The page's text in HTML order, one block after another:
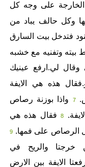
على وجه كل
وكل حالف يباد من
فتدخل بيت السارق
وتفنيه مع خشبه
لي.ارفع عينيك
هذه هي الايفة
7واذا بوزنة رصاص
8فقال هذه هي
الرصاص على فمها. 9
خرجتا والريح في
الايفة بين الارض